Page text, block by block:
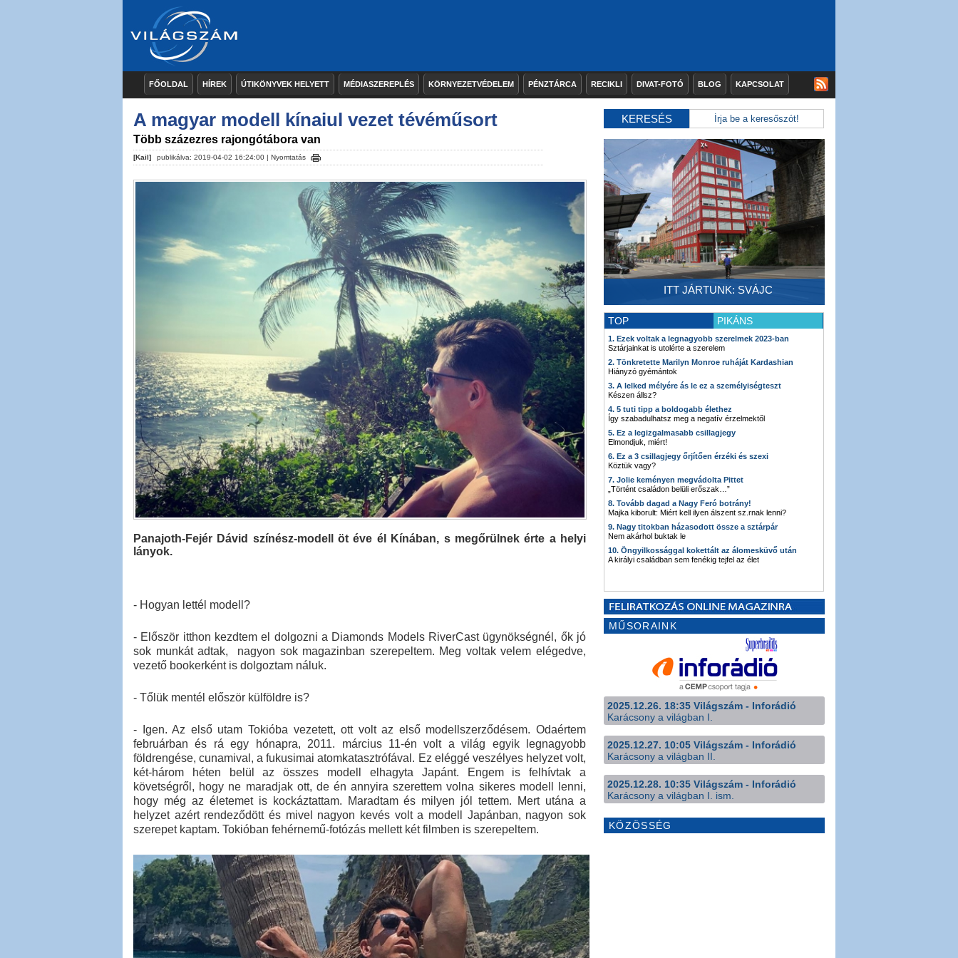
FŐOLDAL HÍREK ÚTIKÖNYVEK HELYETT MÉDIASZEREPLÉS KÖRNYEZETVÉDELEM PÉNZTÁRCA RECIKLI DIVAT-FOTÓ BLOG KAPCSOLAT
A magyar modell kínaiul vezet tévéműsort
Több százezres rajongótábora van
[Kail] publikálva: 2019-04-02 16:24:00 | Nyomtatás
Panajoth-Fejér Dávid színész-modell öt éve él Kínában, s megőrülnek érte a helyi
lányok.
- Hogyan lettél modell?
- Először itthon kezdtem el dolgozni a Diamonds Models RiverCast ügynökségnél, ők jó
sok munkát adtak, nagyon sok magazinban szerepeltem. Meg voltak velem elégedve,
vezető bookerként is dolgoztam náluk.
- Tőlük mentél először külföldre is?
- Igen. Az első utam Tokióba vezetett, ott volt az első modellszerződésem. Odaértem
februárban és rá egy hónapra, 2011. március 11-én volt a világ egyik legnagyobb
földrengése, cunamival, a fukusimai atomkatasztrófával. Ez eléggé veszélyes helyzet volt,
két-három héten belül az összes modell elhagyta Japánt. Engem is felhívtak a
követségről, hogy ne maradjak ott, de én annyira szerettem volna sikeres modell lenni,
hogy még az életemet is kockáztattam. Maradtam és milyen jól tettem. Mert utána a
helyzet azért rendeződött és mivel nagyon kevés volt a modell Japánban, nagyon sok
szerepet kaptam. Tokióban fehérnemű-fotózás mellett két filmben is szerepeltem.
KERESÉS
ITT JÁRTUNK: SVÁJC
TOP PIKÁNS
1. Ezek voltak a legnagyobb szerelmek 2023-ban
Sztárjainkat is utolérte a szerelem
2. Tönkretette Marilyn Monroe ruháját Kardashian
Hiányzó gyémántok
3. A lelked mélyére ás le ez a személyiségteszt
Készen állsz?
4. 5 tuti tipp a boldogabb élethez
Így szabadulhatsz meg a negatív érzelmektől
5. Ez a legizgalmasabb csillagjegy
Elmondjuk, miért!
6. Ez a 3 csillagjegy őrjítően érzéki és szexi
Köztük vagy?
7. Jolie keményen megvádolta Pittet
„Történt családon belüli erőszak…”
8. Tovább dagad a Nagy Feró botrány!
Majka kiborult: Miért kell ilyen álszent sz.rnak lenni?
9. Nagy titokban házasodott össze a sztárpár
Nem akárhol buktak le
10. Öngyilkossággal kokettált az álomesküvő után
A királyi családban sem fenékig tejfel az élet
MŰSORAINK
2025.12.26. 18:35 Világszám - Inforádió
Karácsony a világban I.
2025.12.27. 10:05 Világszám - Inforádió
Karácsony a világban II.
2025.12.28. 10:35 Világszám - Inforádió
Karácsony a világban I. ism.
KÖZÖSSÉG